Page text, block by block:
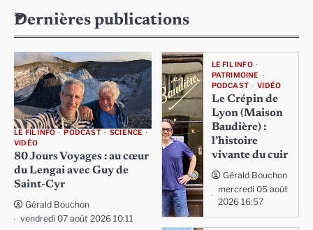
Dernières publications
LE FIL INFO PODCAST
SCIENCE
VIDÉO
80 Jours Voyages : au cœur
du Lengai avec Guy de
Saint-Cyr
Gérald Bouchon
vendredi 07 août 2026 10:11
LE FIL INFO
PATRIMOINE
PODCAST
VIDÉO
Le Crépin de
Lyon (Maison
Baudière) :
l’histoire
vivante du cuir
Gérald Bouchon
mercredi 05 août
2026 16:57